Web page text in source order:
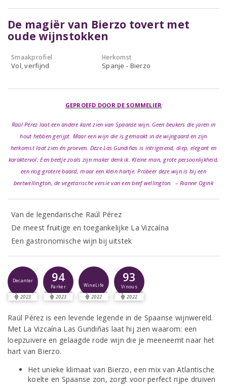
De magiër van Bierzo tovert met
oude wijnstokken
Smaakprofiel
Vol, verfijnd
Herkomst
Spanje - Bierzo
GEPROEFD DOOR DE SOMMELIER
Raúl Pérez laat een andere kant zien van Spaanse wijn. Geen beukers die jaren in
hout hebben gerijpt. Maar een wijn die is gemaakt in de wijngaard en zijn
herkomst laat zien én proeven. Deze Las Gundiñas is intrigerend, diep, elegant en
karaktervol. Een beetje zoals zijn maker denk ik. Kleine man, grote persoonlijkheid,
een nog grotere baard, maar een klein hartje. Probeer deze wijn is bij een
beetwellington, de vegetarische versie van een beef wellington. – Rianne Ogink
Van de legendarische Raúl Pérez
De meest fruitige en toegankelijke La Vizcaína
Een gastronomische wijn bij uitstek
Decanter
2023
94
Parker
2023
WineLife
2022
93
Vinous
2022
Raúl Pérez is een levende legende in de Spaanse wijnwereld.
Met La Vizcaína Las Gundiñas laat hij zien waarom: een
loepzuivere en gelaagde rode wijn die je meeneemt naar het
hart van Bierzo.
Het unieke klimaat van Bierzo, een mix van Atlantische
koelte en Spaanse zon, zorgt voor perfect rijpe druiven